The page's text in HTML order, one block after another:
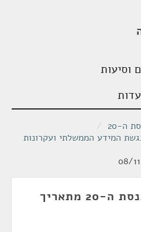
וסיעות
ה-20
/
המידע הממשלתי ועקרונות
ישיבת ועדה של הכנסת ה-20 מתאריך